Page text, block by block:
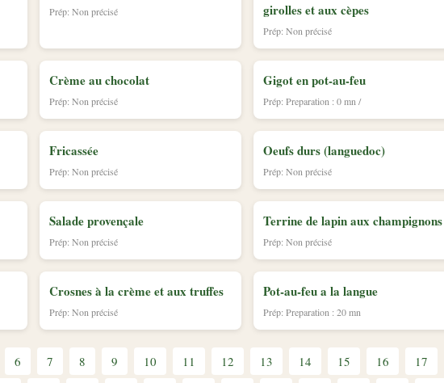
Prép: Non précisé
girolles et aux cèpes
Prép: Non précisé
Crème au chocolat
Prép: Non précisé
Gigot en pot-au-feu
Prép: Preparation : 0 mn /
Fricassée
Prép: Non précisé
Oeufs durs (languedoc)
Prép: Non précisé
Salade provençale
Prép: Non précisé
Terrine de lapin aux champignons
Prép: Non précisé
Crosnes à la crème et aux truffes
Prép: Non précisé
Pot-au-feu a la langue
Prép: Preparation : 20 mn
6 7 8 9 10 11 12 13 14 15 16
17